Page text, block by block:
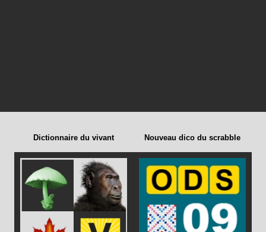
Dictionnaire du vivant Nouveau dico du scrabble